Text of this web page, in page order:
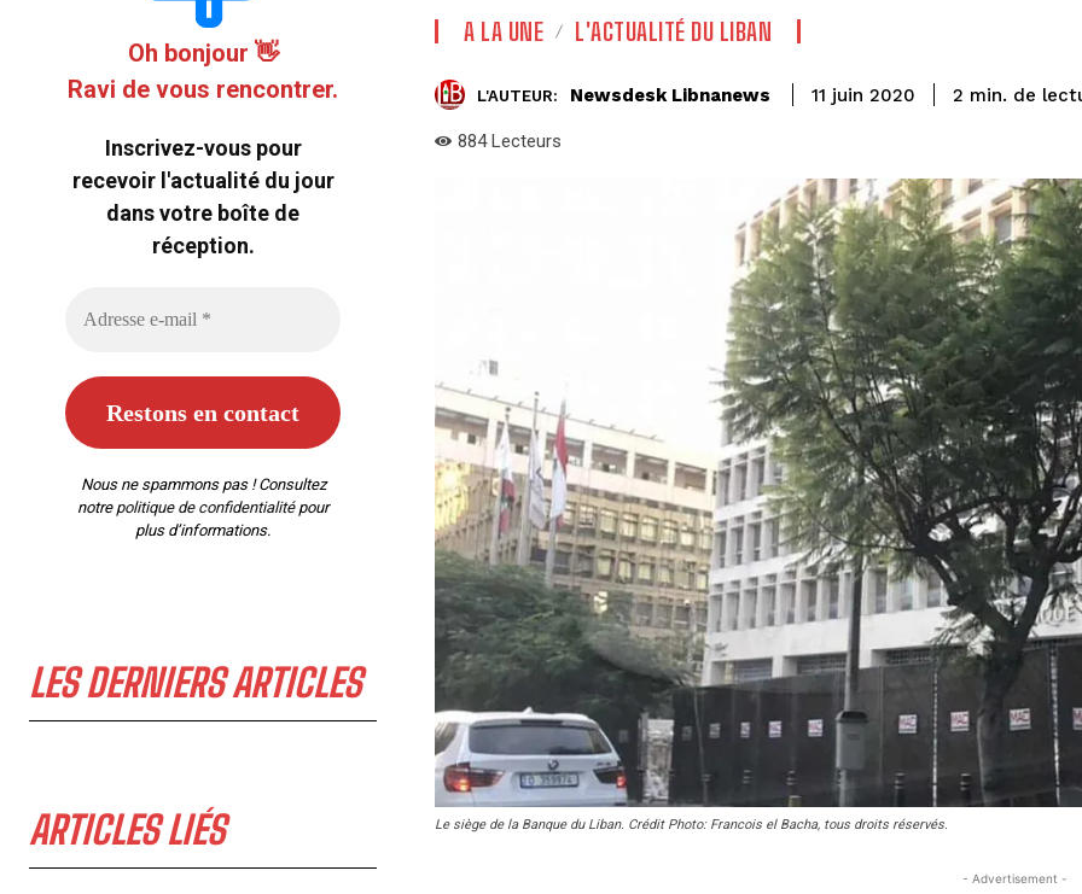
Oh bonjour 👋
Ravi de vous rencontrer.
Inscrivez-vous pour
recevoir l'actualité du jour
dans votre boîte de
réception.
Nous ne spammons pas ! Consultez
notre politique de confidentialitépour
plus d’informations.
LES DERNIERS ARTICLES
ARTICLES LIÉS
A LA UNE L'ACTUALITÉ DU LIBAN
L'AUTEUR: Newsdesk Libnanews 11 juin 2020 2 min. de
884Lecteurs
Le siège de la Banque du Liban. Crédit Photo: Francois el Bacha, tous droits réservés.
- Advertisement -